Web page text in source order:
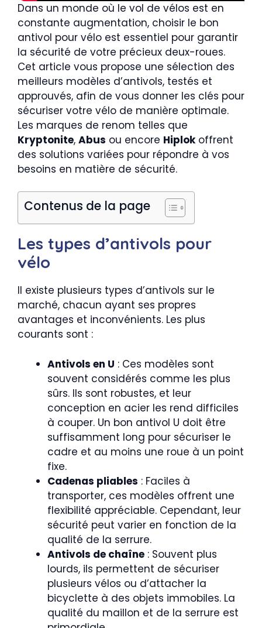
Dans un monde où le vol de vélos est en
constante augmentation, choisir le bon
antivol pour vélo est essentiel pour garantir
la sécurité de votre précieux deux-roues.
Cet article vous propose une sélection des
meilleurs modèles d’antivols, testés et
approuvés, afin de vous donner les clés pour
sécuriser votre vélo de manière optimale.
Les marques de renom telles que
Kryptonite, Abus ou encore Hiplokoffrent
des solutions variées pour répondre à vos
besoins en matière de sécurité.
Contenus de la page
Les types d’antivols pour
vélo
Il existe plusieurs types d’antivols sur le
marché, chacun ayant ses propres
avantages et inconvénients. Les plus
courants sont :
Antivols en U : Ces modèles sont
souvent considérés comme les plus
sûrs. Ils sont robustes, et leur
conception en acier les rend difficiles
à couper. Un bon antivol U doit être
suffisamment long pour sécuriser le
cadre et au moins une roue à un point
fixe.
Cadenas pliables : Faciles à
transporter, ces modèles offrent une
flexibilité appréciable. Cependant, leur
sécurité peut varier en fonction de la
qualité de la serrure.
Antivols de chaîne : Souvent plus
lourds, ils permettent de sécuriser
plusieurs vélos ou d’attacher la
bicyclette à des objets immobiles. La
qualité du maillon et de la serrure est